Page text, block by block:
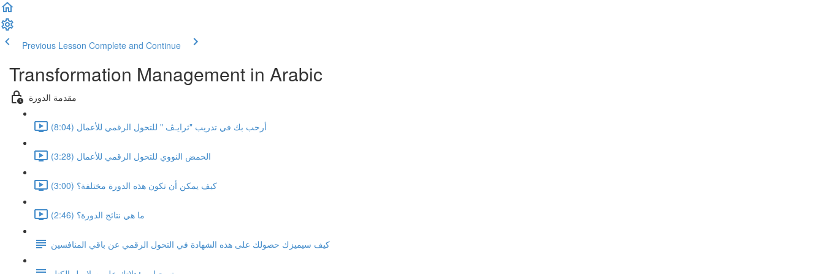
Previous Lesson Complete and Continue
Transformation Management in Arabic
مقدمة الدورة
أرحب بك في تدريب "ثرايـﭫ " للتحول الرقمي للأعمال (8:04)
الحمض النووي للتحول الرقمي للأعمال (3:28)
كيف يمكن أن تكون هذه الدورة مختلفة؟ (3:00)
ما هي نتائج الدورة؟ (2:46)
كيف سيميزك حصولك على هذه الشهادة في التحول الرقمي عن باقي المنافسين